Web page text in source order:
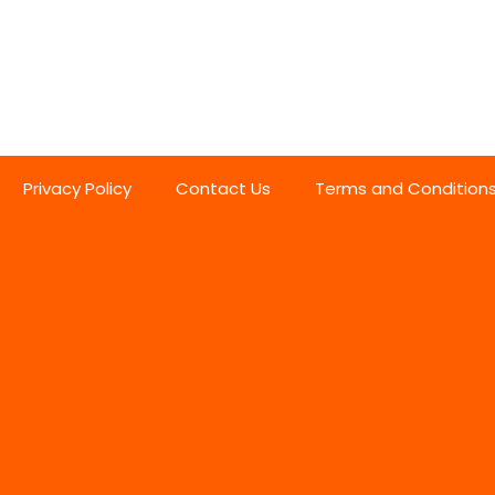
Privacy Policy Contact Us Terms and Conditions